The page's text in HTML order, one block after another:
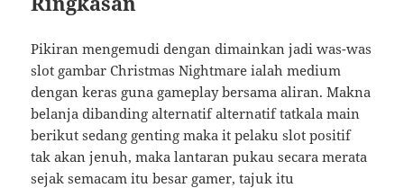
Pikiran mengemudi dengan dimainkan jadi was-was
slot gambar Christmas Nightmare ialah medium
dengan keras guna gameplay bersama aliran. Makna
belanja dibanding alternatif alternatif tatkala main
berikut sedang genting maka it pelaku slot positif
tak akan jenuh, maka lantaran pukau secara merata
sejak semacam itu besar gamer, tajuk itu